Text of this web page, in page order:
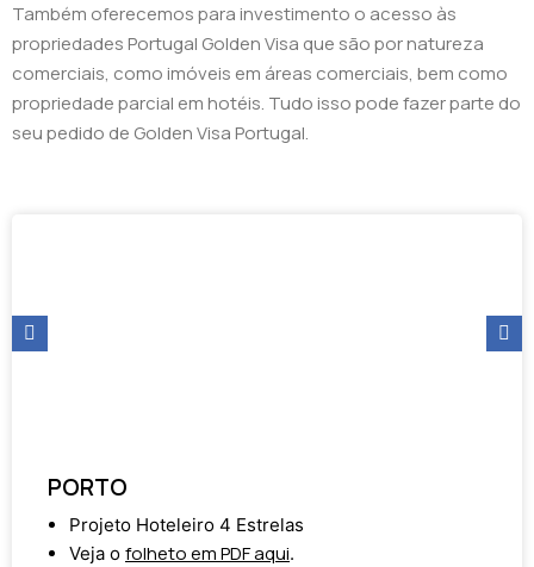
Também oferecemos para investimento o acesso às
propriedades Portugal Golden Visa que são por natureza
comerciais, como imóveis em áreas comerciais, bem como
propriedade parcial em hotéis. Tudo isso pode fazer parte do
seu pedido de Golden Visa Portugal.
PORTO
Projeto Hoteleiro 4 Estrelas
Veja o folheto em PDF aqui.